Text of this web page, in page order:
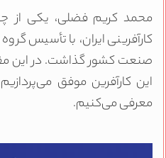
محمد کریم فضلی، یکی از
کارآفرینی ایران، با تأسیس
صنعت کشور گذاشت. در این
این کارآفرین موفق
معرفی می‌کنیم.